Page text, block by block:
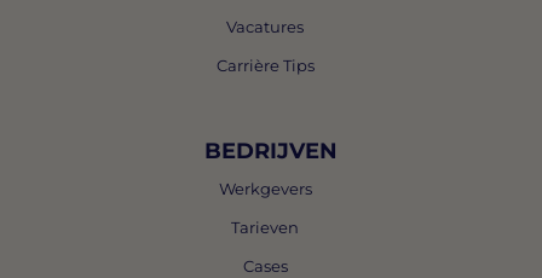
Vacatures
Carrière Tips
BEDRIJVEN
Werkgevers
Tarieven
Cases